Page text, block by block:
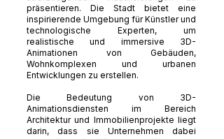
präsentieren. Die Stadt bietet eine
inspirierende Umgebung für Künstler und
technologische Experten, um
realistische und immersive 3D-
Animationen von Gebäuden,
Wohnkomplexen und urbanen
Entwicklungen zu erstellen.
Die Bedeutung von 3D-
Animationsdiensten im Bereich
Architektur und Immobilienprojekte liegt
darin, dass sie Unternehmen dabei